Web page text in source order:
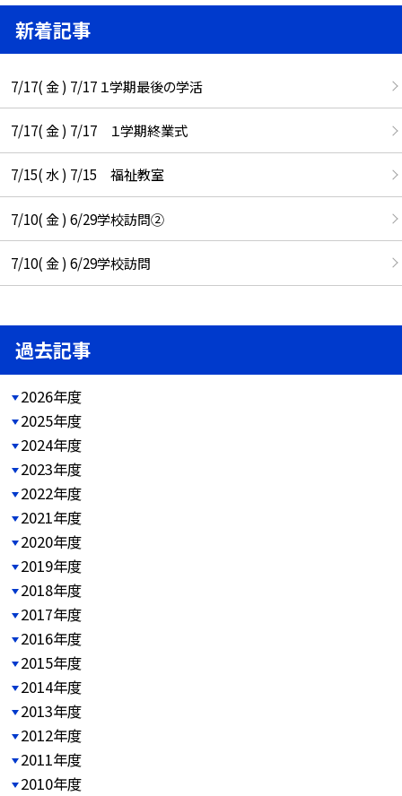
新着記事
7/17( 金 ) 7/17 １学期最後の学活
7/17( 金 ) 7/17 １学期終業式
7/15( 水 ) 7/15 福祉教室
7/10( 金 ) 6/29学校訪問②
7/10( 金 ) 6/29学校訪問
過去記事
2026年度
2025年度
2024年度
2023年度
2022年度
2021年度
2020年度
2019年度
2018年度
2017年度
2016年度
2015年度
2014年度
2013年度
2012年度
2011年度
2010年度